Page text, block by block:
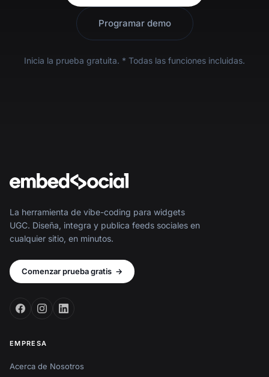
Programar demo
Inicia la prueba gratuita. * Todas las funciones incluidas.
La herramienta de vibe-coding para widgets
UGC. Diseña, integra y publica feeds sociales en
cualquier sitio, en minutos.
Comenzar prueba gratis →
EMPRESA
Acerca de Nosotros